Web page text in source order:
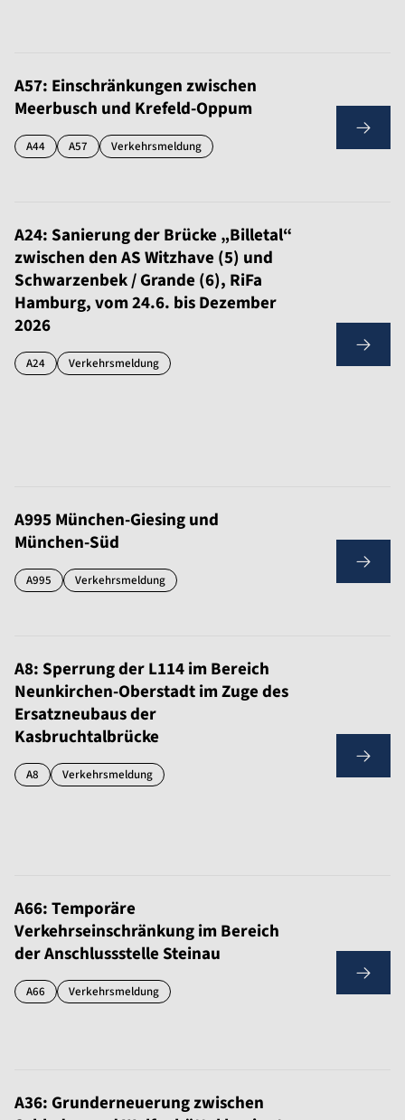
A57: Einschränkungen zwischen
Meerbusch und Krefeld-Oppum
A44 A57 Verkehrsmeldung
A24: Sanierung der Brücke „Billetal“
zwischen den AS Witzhave (5) und
Schwarzenbek / Grande (6), RiFa
Hamburg, vom 24.6. bis Dezember
2026
A24 Verkehrsmeldung
A995 München-Giesing und
München-Süd
A995 Verkehrsmeldung
A8: Sperrung der L114 im Bereich
Neunkirchen-Oberstadt im Zuge des
Ersatzneubaus der
Kasbruchtalbrücke
A8 Verkehrsmeldung
A66: Temporäre
Verkehrseinschränkung im Bereich
der Anschlussstelle Steinau
A66 Verkehrsmeldung
A36: Grunderneuerung zwischen